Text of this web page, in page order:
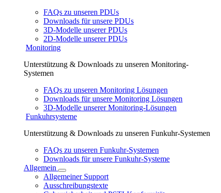
FAQs zu unseren PDUs
Downloads für unsere PDUs
3D-Modelle unserer PDUs
2D-Modelle unserer PDUs
Monitoring
Unterstützung & Downloads zu unseren Monitoring-
Systemen
FAQs zu unseren Monitoring Lösungen
Downloads für unsere Monitoring Lösungen
3D-Modelle unserer Monitoring-Lösungen
Funkuhrsysteme
Unterstützung & Downloads zu unseren Funkuhr-Systemen
FAQs zu unseren Funkuhr-Systemen
Downloads für unsere Funkuhr-Systeme
Allgemein
Allgemeiner Support
Ausschreibungstexte